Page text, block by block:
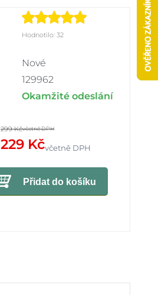
Hodnotilo: 32
Nové
129962
Okamžité odeslání
299 Kčvčetně DPH
229 Kčvčetně DPH
Přidat do košíku